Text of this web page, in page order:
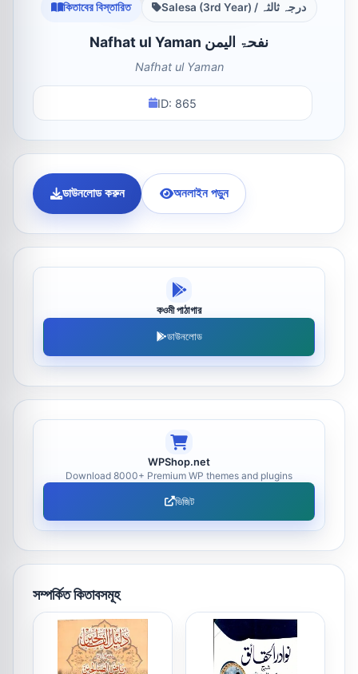
কিতাবের বিস্তারিত Salesa (3rd Year) / درجہ ثالثہ
Nafhat ul Yaman نفحۃ الیمن
Nafhat ul Yaman
ID: 865
ডাউনলোড করুন অনলাইন পড়ুন
কওমী পাঠাগার
ডাউনলোড
WPShop.net
Download 8000+ Premium WP themes and plugins
ভিজিট
সম্পর্কিত কিতাবসমূহ